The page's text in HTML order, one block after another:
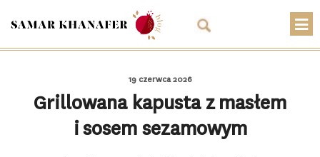
Artykuły
19 czerwca 2026
Grillowana kapusta z masłem
i sosem sezamowym